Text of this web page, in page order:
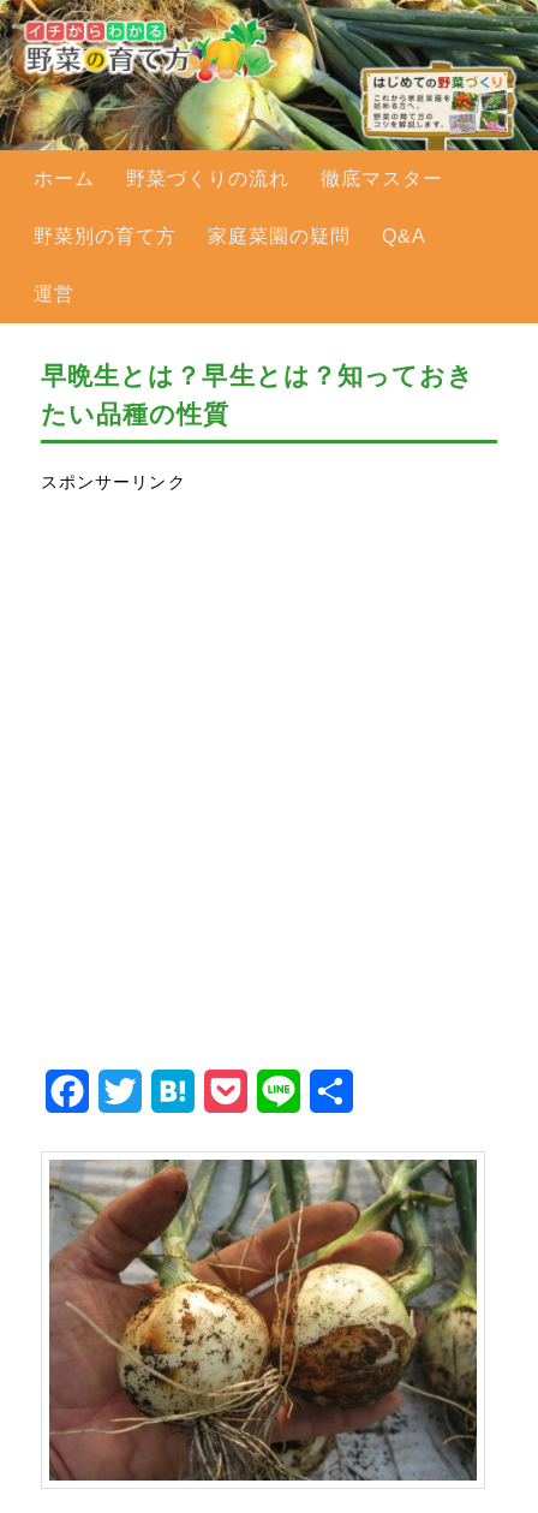
メインメニュー
メインコンテンツへ移動
ホーム 野菜づくりの流れ 徹底マスター
野菜別の育て方 家庭菜園の疑問 Q&A
運営
早晩生とは？早生とは？知っておき
たい品種の性質
スポンサーリンク
Facebook
Twitter HatenaPocket Line